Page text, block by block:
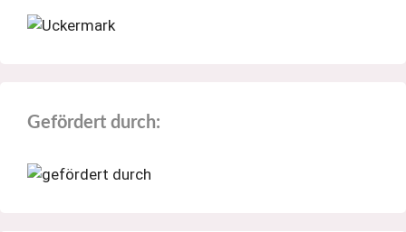
Gefördert durch: